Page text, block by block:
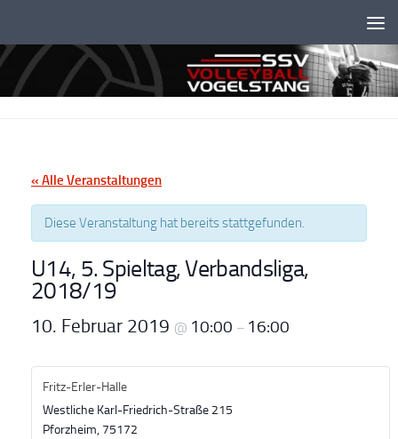
« Alle Veranstaltungen
Diese Veranstaltung hat bereits stattgefunden.
U14, 5. Spieltag, Verbandsliga,
2018/19
10. Februar 2019 @ 10:00 – 16:00
Fritz-Erler-Halle
Westliche Karl-Friedrich-Straße 215
Pforzheim, 75172